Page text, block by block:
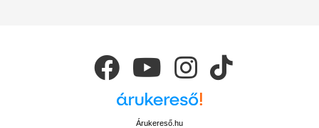
Árukereső.hu